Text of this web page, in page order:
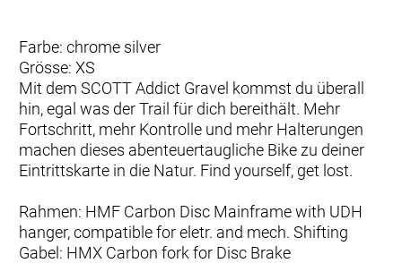
Farbe: chrome silver
Grösse: XS
Mit dem SCOTT Addict Gravel kommst du überall
hin, egal was der Trail für dich bereithält. Mehr
Fortschritt, mehr Kontrolle und mehr Halterungen
machen dieses abenteuertaugliche Bike zu deiner
Eintrittskarte in die Natur. Find yourself, get lost.
Rahmen: HMF Carbon Disc Mainframe with UDH
hanger, compatible for eletr. and mech. Shifting
Gabel: HMX Carbon fork for Disc Brake